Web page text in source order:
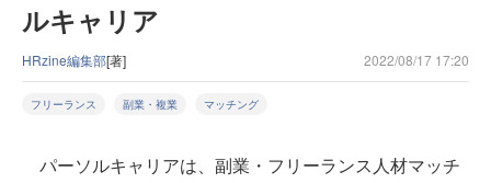
ルキャリア
HRzine編集部[著] 2022/08/17 17:20
フリーランス 副業・複業 マッチング
パーソルキャリアは、副業・フリーランス人材マッチ